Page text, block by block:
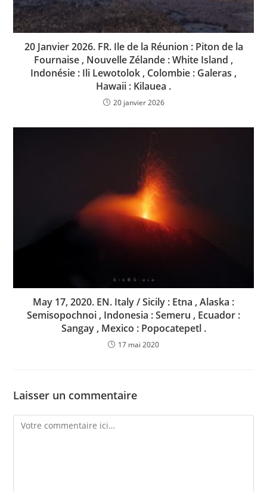
20 Janvier 2026. FR. Ile de la Réunion : Piton de la
Fournaise , Nouvelle Zélande : White Island ,
Indonésie : Ili Lewotolok , Colombie : Galeras ,
Hawaii : Kilauea .
20 janvier 2026
May 17, 2020. EN. Italy / Sicily : Etna , Alaska :
Semisopochnoi , Indonesia : Semeru , Ecuador :
Sangay , Mexico : Popocatepetl .
17 mai 2020
Laisser un commentaire
Comment